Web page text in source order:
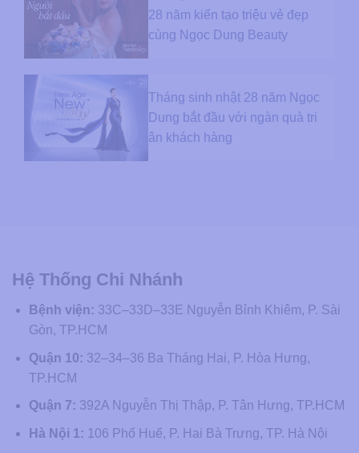
28 năm kiến tạo triệu vẻ đẹp
cùng Ngọc Dung Beauty
Tháng sinh nhật 28 năm Ngọc
Dung bắt đầu với ngàn quà tri
ân khách hàng
Hệ Thống Chi Nhánh
Bệnh viện: 33C–33D–33E Nguyễn Bỉnh Khiêm, P. Sài
Gòn, TP.HCM
Quận 10: 32–34–36 Ba Tháng Hai, P. Hòa Hưng,
TP.HCM
Quận 7: 392A Nguyễn Thị Thập, P. Tân Hưng, TP.HCM
Hà Nội 1: 106 Phố Huế, P. Hai Bà Trưng, TP. Hà Nội